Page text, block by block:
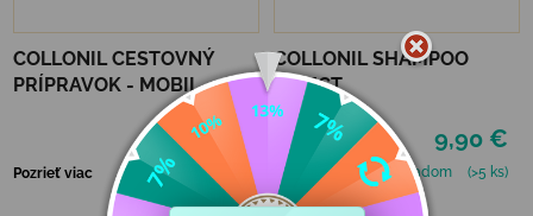
COLLONIL CESTOVNÝ
PRÍPRAVOK - MOBIL
5,50 €
Pozrieť viac Skladom
COLLONIL SHAMPOO
DIRECT
9,90 €
Pozrieť viac Skladom (>5 ks)